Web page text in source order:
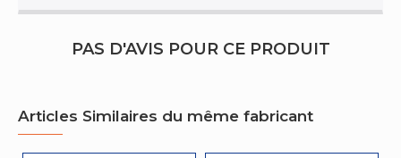
la sortie (min)PAS D'AVIS POUR CE PRODUIT
Articles Similaires du même fabricant